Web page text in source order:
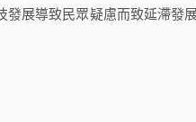
展導致民眾疑慮而致延滯發